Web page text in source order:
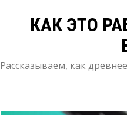
КАК ЭТО
Рассказываем, как